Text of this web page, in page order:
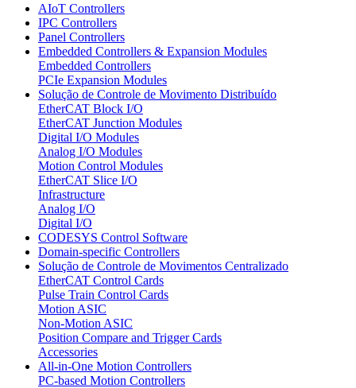
AIoT Controllers
IPC Controllers
Panel Controllers
Embedded Controllers & Expansion Modules
Embedded Controllers
PCIe Expansion Modules
Solução de Controle de Movimento Distribuído
EtherCAT Block I/O
EtherCAT Junction Modules
Digital I/O Modules
Analog I/O Modules
Motion Control Modules
EtherCAT Slice I/O
Infrastructure
Analog I/O
Digital I/O
CODESYS Control Software
Domain-specific Controllers
Solução de Controle de Movimentos Centralizado
EtherCAT Control Cards
Pulse Train Control Cards
Motion ASIC
Non-Motion ASIC
Position Compare and Trigger Cards
Accessories
All-in-One Motion Controllers
PC-based Motion Controllers